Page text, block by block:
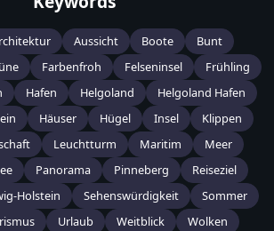
Aussicht Boote
Bunt
Farbenfroh Felseninsel
Frühling
Hafen Helgoland
Helgoland Hafen
Häuser Hügel Insel
Klippen
Leuchtturm Maritim
Meer
Panorama Pinneberg
Reiseziel
Holstein Sehenswürdigkeit
Sommer
Urlaub Weitblick Wolken